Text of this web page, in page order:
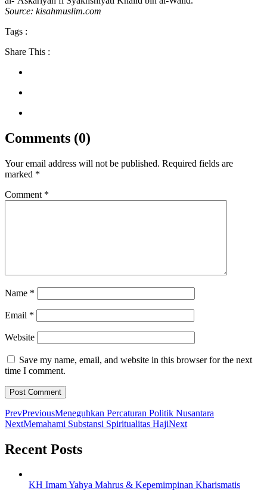
Source: kisahmuslim.com
Tags :
Share This :
Comments (0)
Your email address will not be published. Required fields are
marked *
Comment *
Name *
Email *
Website
Save my name, email, and website in this browser for the next
time I comment.
PrevPreviousMeneguhkan Percaturan Politik Nusantara
NextMemahami Substansi Spiritualitas HajiNext
Recent Posts
KH Imam Yahya Mahrus & Kepemimpinan Kharismatis